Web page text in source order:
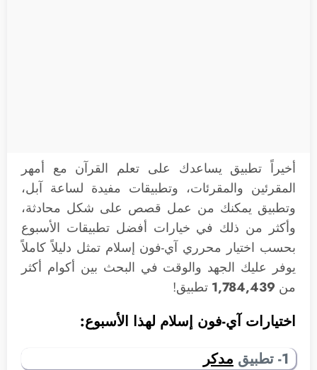
أخيراً تطبيق يساعدك على تعلم القرآن مع أمهر
المقرئين والمقرئات، وتطبيقات مفيدة لساعة آبل،
وتطبيق يمكنك من عمل قصص على شكل محادثة،
وأكثر من ذلك في خيارات أفضل تطبيقات الأسبوع
بحسب اختيار محرري آي-فون إسلام تمثل دليلاً كاملاً
يوفر عليك الجهد والوقت في البحث بين أكوام أكثر
من 1,784,439 تطبيق!
اختيارات آي-فون إسلام لهذا الأسبوع:
1- تطبيق
مدكر